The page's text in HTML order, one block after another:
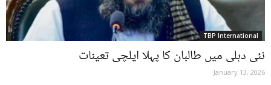
TBP International
نئی دہلی میں طالبان کا پہلا ایلچی تعینات
January 13, 2026